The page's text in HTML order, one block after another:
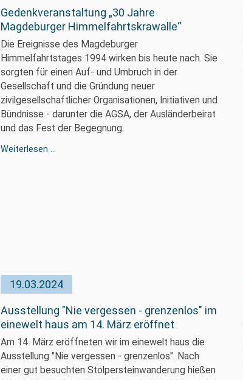
Gedenkveranstaltung „30 Jahre
Magdeburger Himmelfahrtskrawalle“
Die Ereignisse des Magdeburger
Himmelfahrtstages 1994 wirken bis heute nach. Sie
sorgten für einen Auf- und Umbruch in der
Gesellschaft und die Gründung neuer
zivilgesellschaftlicher Organisationen, Initiativen und
Bündnisse - darunter die AGSA, der Ausländerbeirat
und das Fest der Begegnung.
Weiterlesen …
19.03.2024
Ausstellung "Nie vergessen - grenzenlos" im
einewelt haus am 14. März eröffnet
Am 14. März eröffneten wir im einewelt haus die
Ausstellung "Nie vergessen - grenzenlos". Nach
einer gut besuchten Stolpersteinwanderung hießen